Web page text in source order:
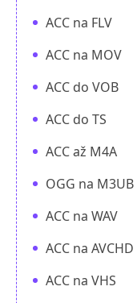
ACC na FLV
ACC na MOV
ACC do VOB
ACC do TS
ACC až M4A
OGG na M3UB
ACC na WAV
ACC na AVCHD
ACC na VHS